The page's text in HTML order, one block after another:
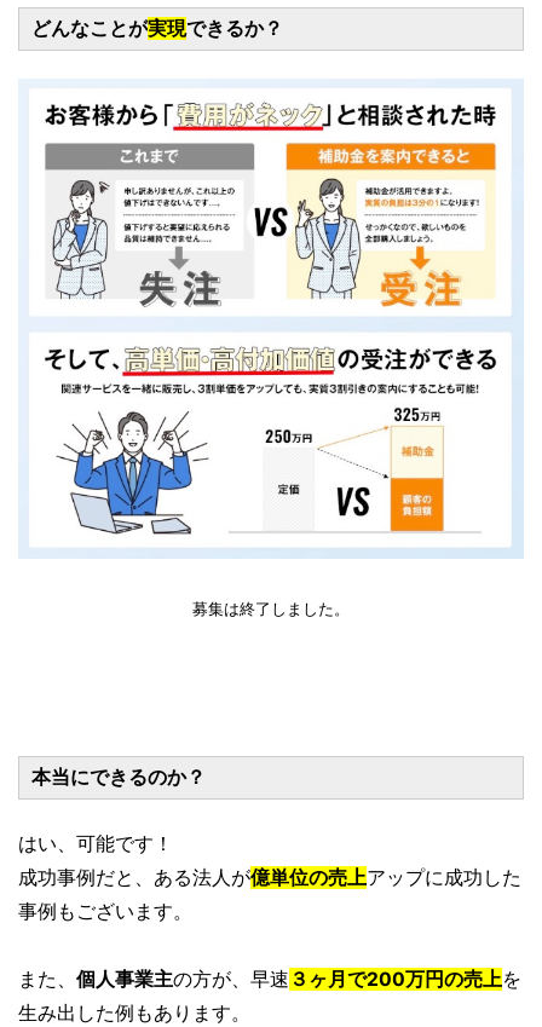
どんなことが実現できるか？
募集は終了しました。
本当にできるのか？
はい、可能です！
成功事例だと、ある法人が億単位の売上アップに成功した
事例もございます。
また、 個人事業主の方が、早速 ３ヶ月で200万円の売上を
生み出した例もあります。